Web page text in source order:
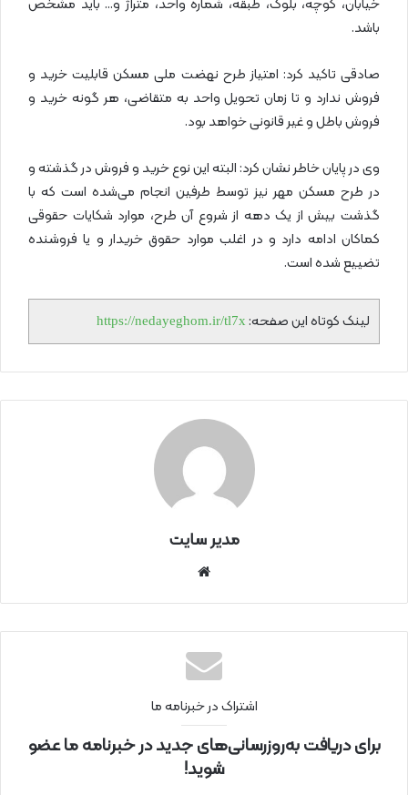
خیابان، کوچه، بلوک، طبقه، شماره واحد، متراژ و… باید مشخص
باشد.
صادقی تاکید کرد: امتیاز طرح نهضت ملی مسکن قابلیت خرید و
فروش ندارد و تا زمان تحویل واحد به متقاضی، هر گونه خرید و
فروش باطل و غیر قانونی خواهد بود.
وی در پایان خاطر نشان کرد: البته این نوع خرید و فروش در گذشته و
در طرح مسکن مهر نیز توسط طرفین انجام می‌شده است که با
گذشت بیش از یک دهه از شروع آن طرح، موارد شکایات حقوقی
کماکان ادامه دارد و در اغلب موارد حقوق خریدار و یا فروشنده
تضییع شده است.
لینک کوتاه این صفحه: https://nedayeghom.ir/tl7x
مدیر سایت
نتی
اشتراک در خبرنامه ما
برای دریافت به‌روزرسانی‌های جدید در خبرنامه ما عضو
شوید!